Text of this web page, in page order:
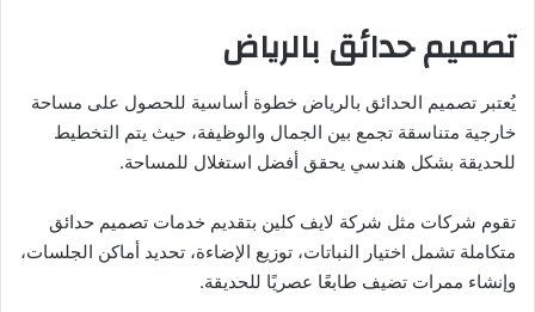
تصميم حدائق بالرياض
يُعتبر تصميم الحدائق بالرياض خطوة أساسية للحصول على مساحة
خارجية متناسقة تجمع بين الجمال والوظيفة، حيث يتم التخطيط
للحديقة بشكل هندسي يحقق أفضل استغلال للمساحة.
تقوم شركات مثل شركة لايف كلين بتقديم خدمات تصميم حدائق
متكاملة تشمل اختيار النباتات، توزيع الإضاءة، تحديد أماكن الجلسات،
وإنشاء ممرات تضيف طابعًا عصريًا للحديقة.